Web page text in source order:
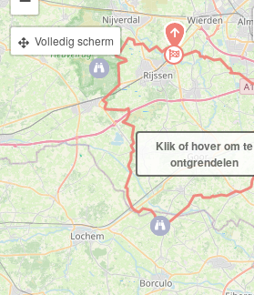
Volledig scherm
Klik of hover om te
ontgrendelen